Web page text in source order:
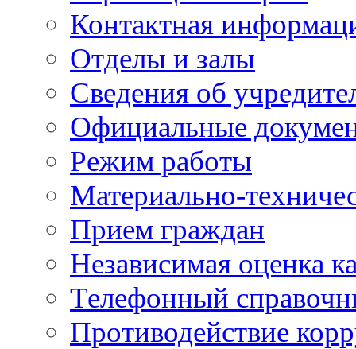
Контактная
Отделы и залы
Сведения об
Официальные
Режим работы
Материально-
Прием граждан
Независимая оценка
Телефонный
Противодействие